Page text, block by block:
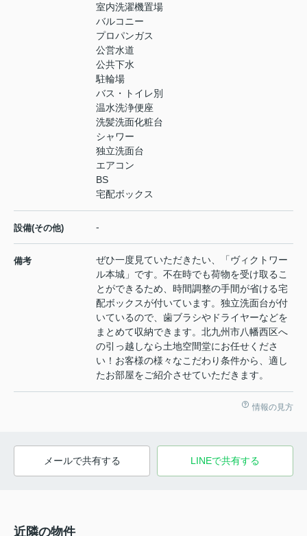
室内洗濯機置場
バルコニー
プロパンガス
公営水道
公共下水
駐輪場
バス・トイレ別
温水洗浄便座
洗髪洗面化粧台
シャワー
独立洗面台
エアコン
BS
宅配ボックス
設備(その他) -
備考
ぜひ一度見ていただきたい、「ヴィクトワー
ル本城」です。不在時でも荷物を受け取るこ
とができるため、時間調整の手間が省ける宅
配ボックスが付いています。独立洗面台が付
いているので、歯ブラシやドライヤーなどを
まとめて収納できます。北九州市八幡西区へ
の引っ越しなら土地空間堂にお任せくださ
い！お客様の様々なこだわり条件から、適し
たお部屋をご紹介させていただきます。
情報の見方
メールで共有する LINEで共有する
近隣の物件